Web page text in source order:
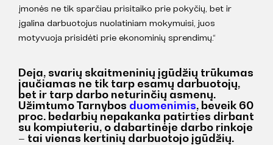
įmonės ne tik sparčiau prisitaiko prie pokyčių, bet ir
įgalina darbuotojus nuolatiniam mokymuisi, juos
motyvuoja prisidėti prie ekonominių sprendimų.“
Deja, svarių skaitmeninių įgūdžių trūkumas
jaučiamas ne tik tarp esamų darbuotojų,
bet ir tarp darbo neturinčių asmenų.
Užimtumo Tarnybos duomenimis, beveik 60
proc. bedarbių nepakanka patirties dirbant
su kompiuteriu, o dabartinėje darbo rinkoje
– tai vienas kertinių darbuotojo įgūdžių.